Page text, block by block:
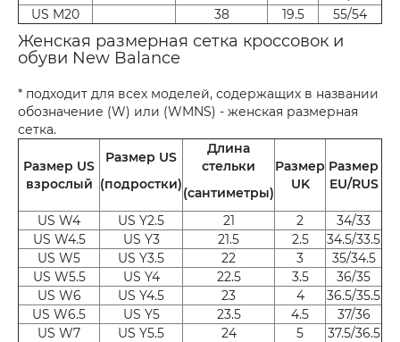
US M20
38 19.5 55/54
Женская размерная сетка кроссовок и
обуви New Balance
* подходит для всех моделей, содержащих в названии
обозначение (W) или (WMNS) - женская размерная
сетка.
Размер US
взрослый
Размер US
(подростки)
Длина
стельки
(сантиметры)
Размер
UK
Размер
EU/RUS
US W4 US Y2.5 21 2
34/33
US W4.5
US Y3 21.5 2.5
34.5/33.5
US W5
US Y3.5 22 3
35/34.5
US W5.5
US Y4 22.5 3.5
36/35
US W6
US Y4.5 23 4
36.5/35.5
US W6.5
US Y5 23.5 4.5
37/36
US W7
US Y5.5 24 5
37.5/36.5